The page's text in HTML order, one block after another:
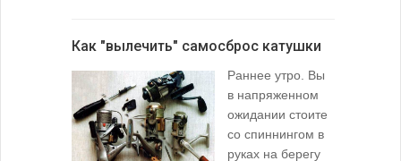
Как "вылечить" самосброс катушки
Раннее утро. Вы
в напряженном
ожидании стоите
со спиннингом в
руках на берегу